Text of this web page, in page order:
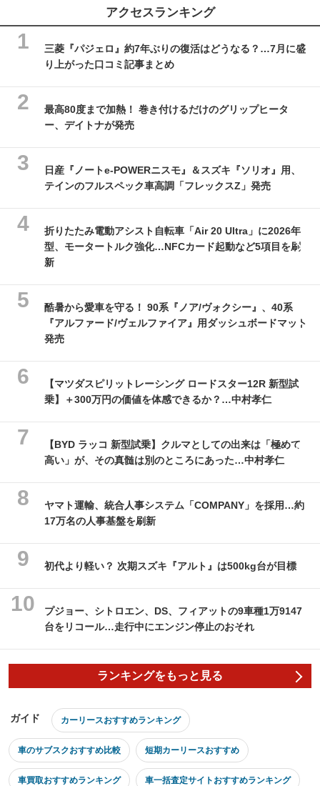
アクセスランキング
三菱『パジェロ』約7年ぶりの復活はどうなる？…7月に盛
り上がった口コミ記事まとめ
最高80度まで加熱！ 巻き付けるだけのグリップヒータ
ー、デイトナが発売
日産『ノートe-POWERニスモ』＆スズキ『ソリオ』用、
テインのフルスペック車高調「フレックスZ」発売
折りたたみ電動アシスト自転車「Air 20 Ultra」に2026年
型、モータートルク強化…NFCカード起動など5項目を刷
新
酷暑から愛車を守る！ 90系『ノア/ヴォクシー』、40系
『アルファード/ヴェルファイア』用ダッシュボードマット
発売
【マツダスピリットレーシング ロードスター12R 新型試
乗】＋300万円の価値を体感できるか？…中村孝仁
【BYD ラッコ 新型試乗】クルマとしての出来は「極めて
高い」が、その真髄は別のところにあった…中村孝仁
ヤマト運輸、統合人事システム「COMPANY」を採用…約
17万名の人事基盤を刷新
初代より軽い？ 次期スズキ『アルト』は500kg台が目標
プジョー、シトロエン、DS、フィアットの9車種1万9147
台をリコール…走行中にエンジン停止のおそれ
ランキングをもっと見る
ガイド カーリースおすすめランキング
車のサブスクおすすめ比較 短期カーリースおすすめ
車買取おすすめランキング 車一括査定サイトおすすめランキング